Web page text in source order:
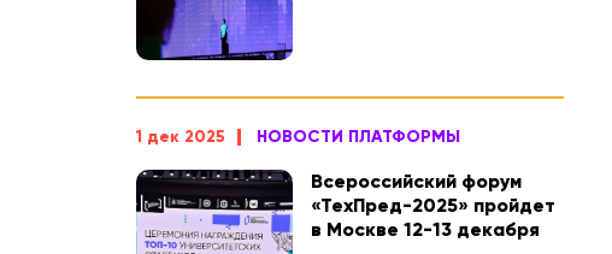
1 дек 2025 НОВОСТИ ПЛАТФОРМЫ
Всероссийский форум
«ТехПред-2025» пройдет
в Москве 12-13 декабря